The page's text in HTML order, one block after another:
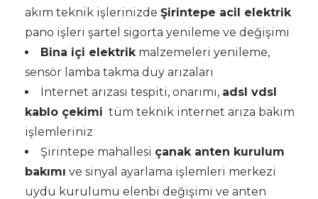
akım teknik işlerinizde Şirintepe acil elektrik
pano işleri şartel sigorta yenileme ve değişimi
Bina içi elektrikmalzemeleri yenileme,
sensör lamba takma duy arızaları
İnternet arızası tespiti, onarımı, adsl vdsl
kablo çekimi tüm teknik internet arıza bakım
işlemleriniz
Şirintepe mahallesi çanak anten kurulum
bakımı ve sinyal ayarlama işlemleri merkezi
uydu kurulumu elenbi değişimi ve anten